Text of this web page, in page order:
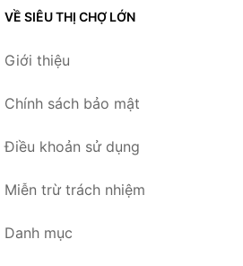
VỀ SIÊU THỊ CHỢ LỚN
Giới thiệu
Chính sách bảo mật
Điều khoản sử dụng
Miễn trừ trách nhiệm
Danh mục